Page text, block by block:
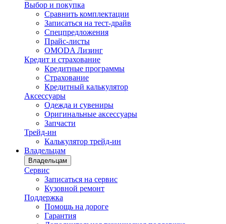
Выбор и покупка
Сравнить комплектации
Записаться на тест-драйв
Cпецпредложения
Прайс-листы
OMODA Лизинг
Кредит и страхование
Кредитные программы
Страхование
Кредитный калькулятор
Аксессуары
Одежда и сувениры
Оригинальные аксессуары
Запчасти
Трейд-ин
Калькулятор трейд-ин
Владельцам
Владельцам
Сервис
Записаться на сервис
Кузовной ремонт
Поддержка
Помощь на дороге
Гарантия